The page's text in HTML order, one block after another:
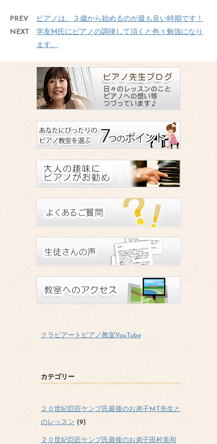
PREV
ピアノは、３歳から始めるのが最も良い時期です！
NEXT
学友M氏にピアノの調律して頂くと色々勉強になり
ます。
クラビアートピアノ教室YouTube
カテゴリー
２０世紀巨匠ケンプ氏最後のお弟子MT先生と
のレッスン (9)
２０世紀巨匠ケンプ氏最後のお弟子田村美和